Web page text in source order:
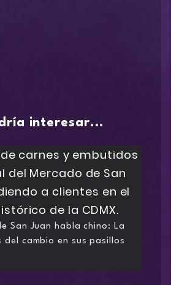
interesar...
San Juan habla chino: La
del cambio en sus pasillos